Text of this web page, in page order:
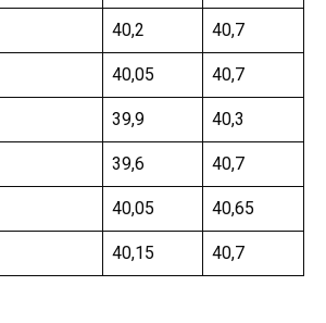
40,2 40,7
40,05 40,7
39,9 40,3
39,6 40,7
40,05 40,65
40,15 40,7